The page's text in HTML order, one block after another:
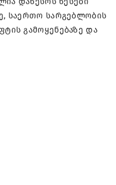
საერთო სარგებლობის
გამოყენებაზე და